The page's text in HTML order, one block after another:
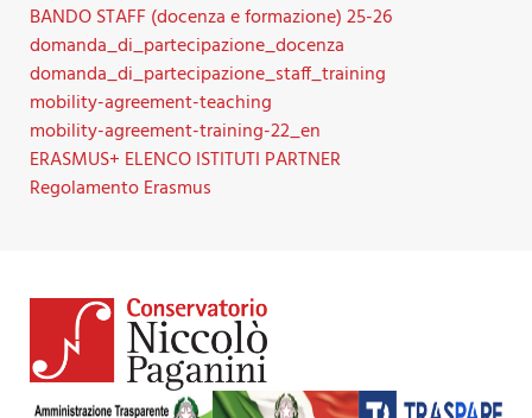
BANDO STAFF (docenza e formazione) 25-26
domanda_di_partecipazione_docenza
domanda_di_partecipazione_staff_training
mobility-agreement-teaching
mobility-agreement-training-22_en
ERASMUS+ ELENCO ISTITUTI PARTNER
Regolamento Erasmus